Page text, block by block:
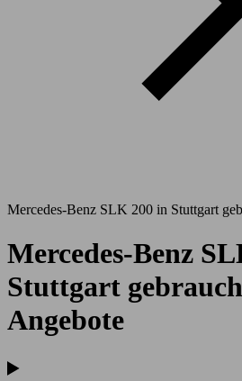
Mercedes-Benz SLK 200 in Stuttgart
Mercedes-Benz
Stuttgart
Angebote